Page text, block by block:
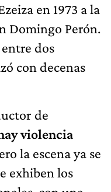
en 1973 a la
Domingo Perón.
dos
con decenas
de
violencia
la escena ya se
exhiben los